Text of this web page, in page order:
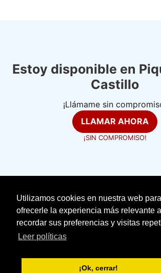
Utilizamos cookies en nuestra web para
ofrecerle la experiencia más relevante al
recordar sus preferencias y visitas
Leer políticas
¡Ok, cerrar!
Estoy disponible en
Castillo
¡Llámame sin
LLAMAR AHORA
¡SIN COMPROMISO!
electricistasexpertos.com
Aviso Legal
With love ❤️ seoclic.com